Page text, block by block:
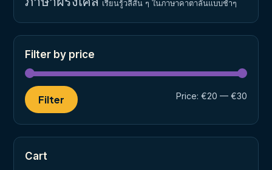
เรียนรู้วลีสั้น ๆ ในภาษาคาตาลันแบบช้าๆ
Filter by price
Filter Price: €20 — €30
Cart